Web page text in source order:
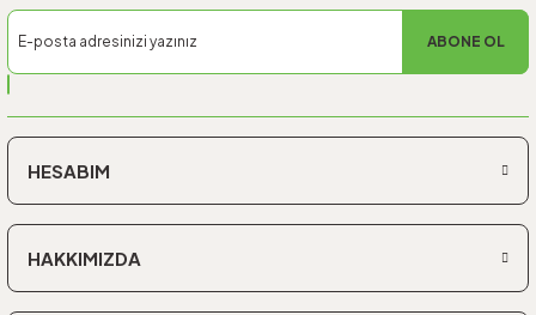
ABONE OL
HESABIM
HAKKIMIZDA